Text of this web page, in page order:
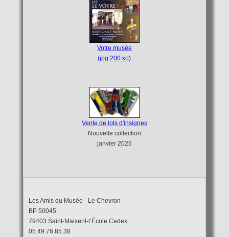
Votre musée
(jpg 200 ko)
Vente de lots d'insignes
Nouvelle collection
janvier 2025
Les Amis du Musée - Le Chevron
BP 50045
79403 Saint-Maixent-l’École Cedex
05.49.76.85.38